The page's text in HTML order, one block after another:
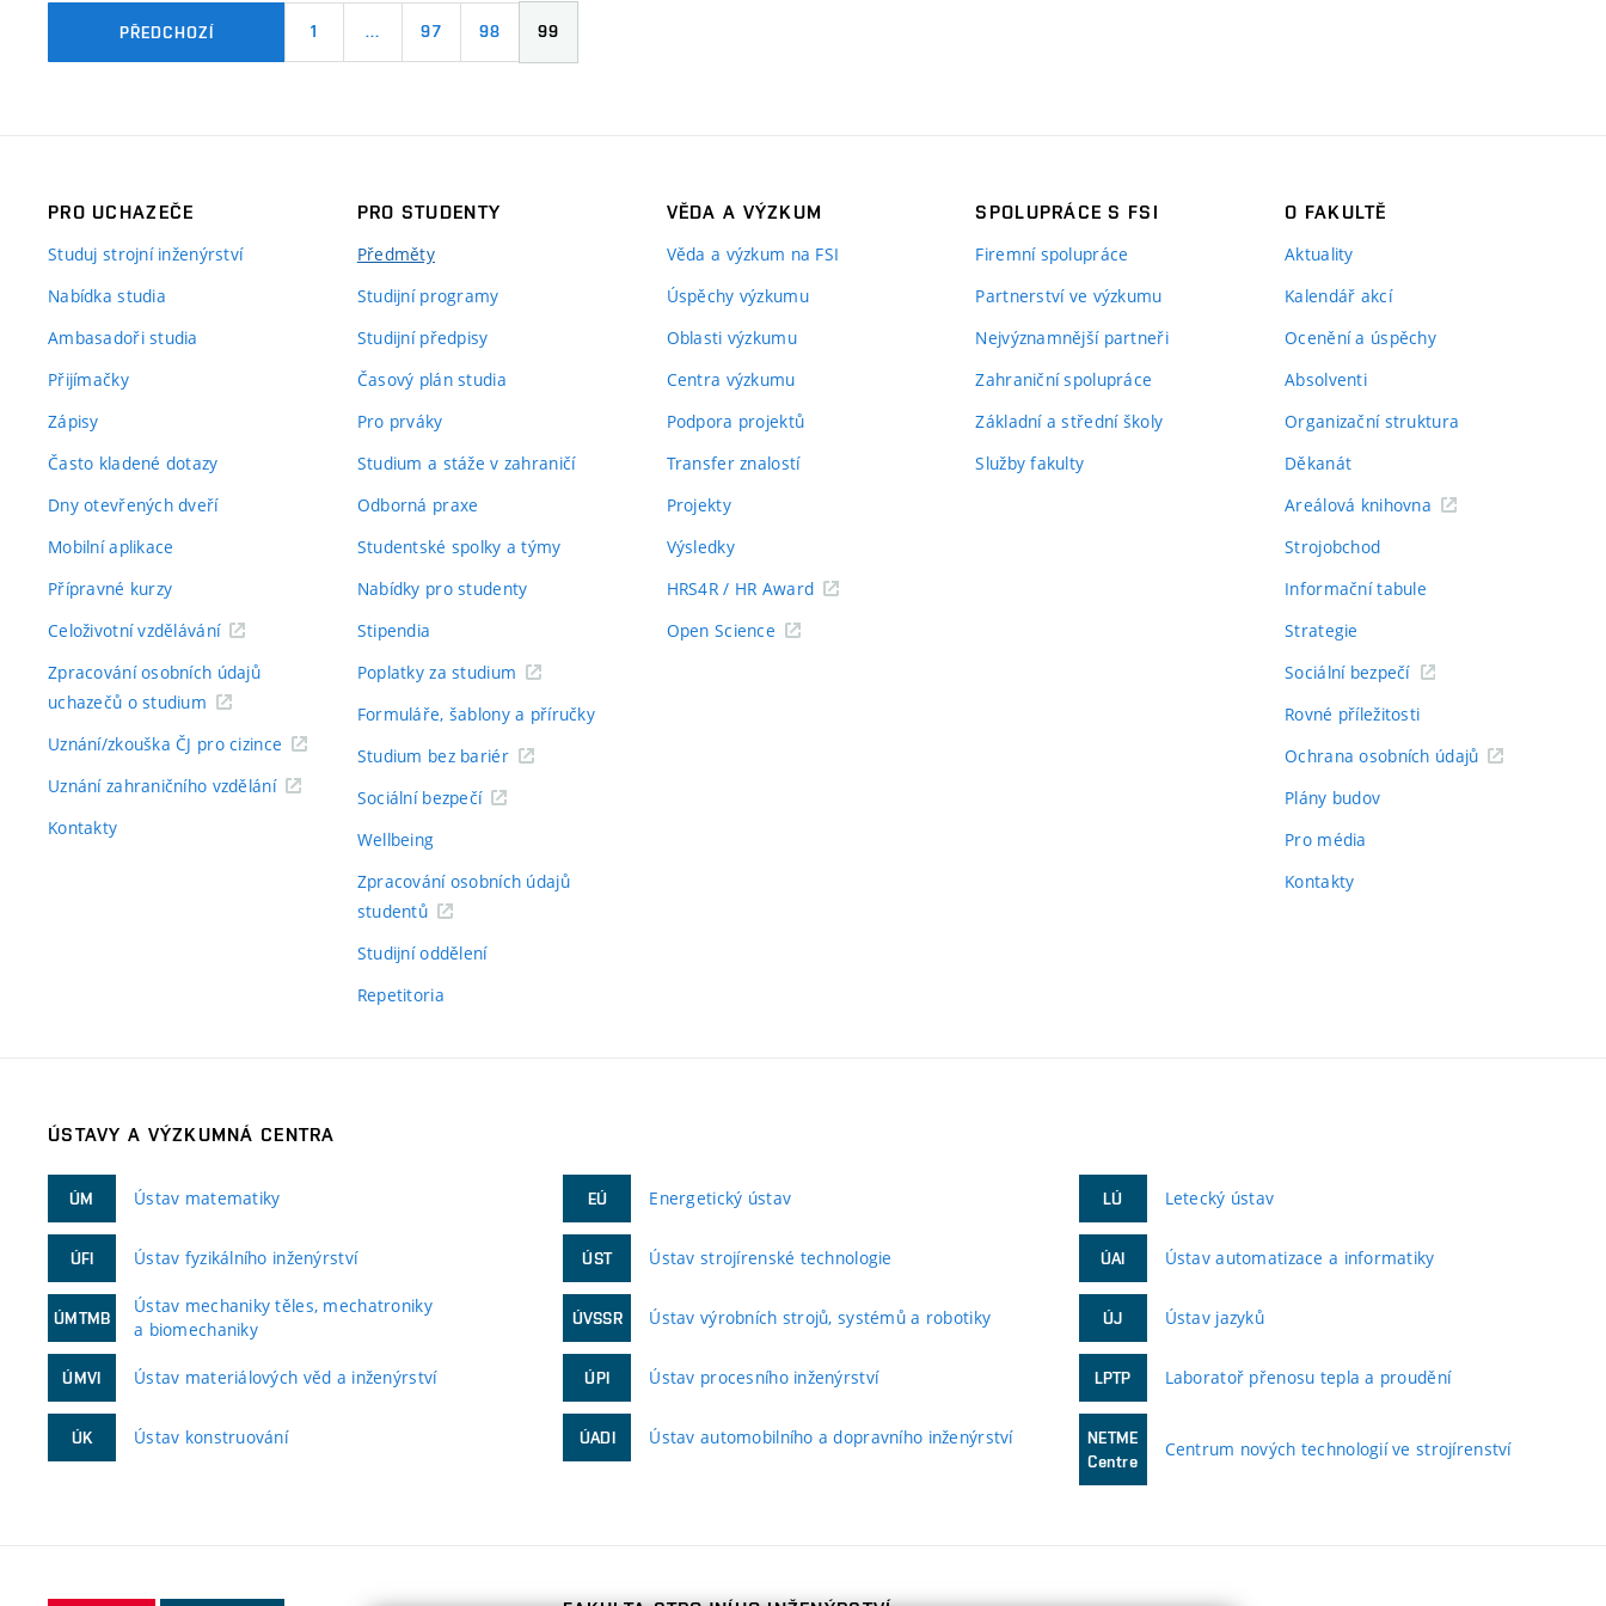
PŘEDCHOZÍ 1 … 97 98 99
PRO UCHAZEČE
Studuj strojní inženýrství
Nabídka studia
Ambasadoři studia
Přijímačky
Zápisy
Často kladené dotazy
Dny otevřených dveří
Mobilní aplikace
Přípravné kurzy
Celoživotní vzdělávání
Zpracování osobních údajů
uchazečů o studium
Uznání/zkouška ČJ pro cizince
Uznání zahraničního vzdělání
Kontakty
PRO STUDENTY
Předměty
Studijní programy
Studijní předpisy
Časový plán studia
Pro prváky
Studium a stáže v zahraničí
Odborná praxe
Studentské spolky a týmy
Nabídky pro studenty
Stipendia
Poplatky za studium
Formuláře, šablony a příručky
Studium bez bariér
Sociální bezpečí
Wellbeing
Zpracování osobních údajů
studentů
Studijní oddělení
Repetitoria
VĚDA A VÝZKUM
Věda a výzkum na FSI
Úspěchy výzkumu
Oblasti výzkumu
Centra výzkumu
Podpora projektů
Transfer znalostí
Projekty
Výsledky
HRS4R / HR Award
Open Science
SPOLUPRÁCE S FSI
Firemní spolupráce
Partnerství ve výzkumu
Nejvýznamnější partneři
Zahraniční spolupráce
Základní a střední školy
Služby fakulty
O FAKULTĚ
Aktuality
Kalendář akcí
Ocenění a úspěchy
Absolventi
Organizační struktura
Děkanát
Areálová knihovna
Strojobchod
Informační tabule
Strategie
Sociální bezpečí
Rovné příležitosti
Ochrana osobních údajů
Plány budov
Pro média
Kontakty
ÚSTAVY A VÝZKUMNÁ CENTRA
ÚM Ústav matematiky
ÚFI Ústav fyzikálního inženýrství
ÚMTMB
Ústav mechaniky těles, mechatroniky
a biomechaniky
ÚMVI Ústav materiálových věd a inženýrství
ÚK Ústav konstruování
EÚ Energetický ústav
ÚST Ústav strojírenské technologie
ÚVSSR Ústav výrobních strojů, systémů a robotiky
ÚPI Ústav procesního inženýrství
ÚADI Ústav automobilního a dopravního inženýrství
LÚ Letecký ústav
ÚAI Ústav automatizace a informatiky
ÚJ Ústav jazyků
LPTP Laboratoř přenosu tepla a proudění
NETME
Centre
Centrum nových technologií ve strojírenství